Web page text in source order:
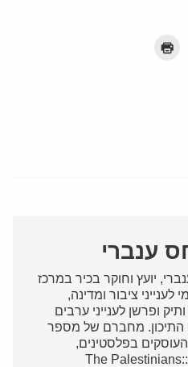
ענברי
יועץ וחוקר בכיר במרכז
לענייני ציבור ומדינה,
ותיק ופרשן לענייני ערבים
התיכון. מחברם של מספר
בפלסטינים,
וביניהם:The Palestinians: